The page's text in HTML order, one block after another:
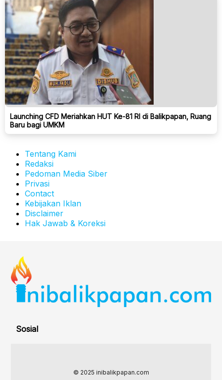
Launching CFD Meriahkan HUT Ke-81 RI di Balikpapan, Ruang
Baru bagi UMKM
Tentang Kami
Redaksi
Pedoman Media Siber
Privasi
Contact
Kebijakan Iklan
Disclaimer
Hak Jawab & Koreksi
Sosial
© 2025 inibalikpapan.com